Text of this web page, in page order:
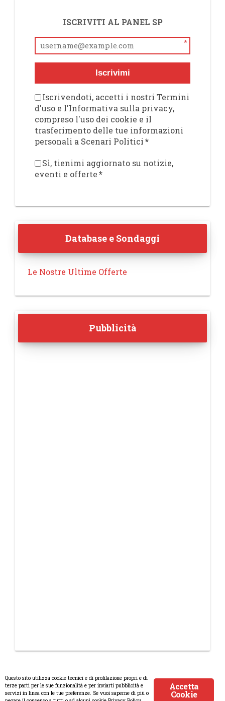
ISCRIVITI AL PANEL SP
*
Iscrivimi
Iscrivendoti, accetti i nostri Termini
d'uso e l'Informativa sulla privacy,
compreso l'uso dei cookie e il
trasferimento delle tue informazioni
personali a Scenari Politici*
Sì, tienimi aggiornato su notizie,
eventi e offerte*
Database e Sondaggi
Le Nostre Ultime Offerte
Pubblicità
© Copyright 2008-2017 Scenaripolitici.com - Tutti i diritti riservati.
Accetta
Cookie
Questo sito utilizza cookie tecnici e di profilazione propri e di
terze parti per le sue funzionalità e per inviarti pubblicità e
servizi in linea con le tue preferenze. Se vuoi saperne di più o